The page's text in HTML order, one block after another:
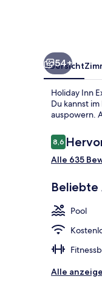
54+
Übersicht
Holiday Inn
Du kannst
auspowern.
8,68,6 von 10.
Alle 635
Beliebte
Pool
Alle